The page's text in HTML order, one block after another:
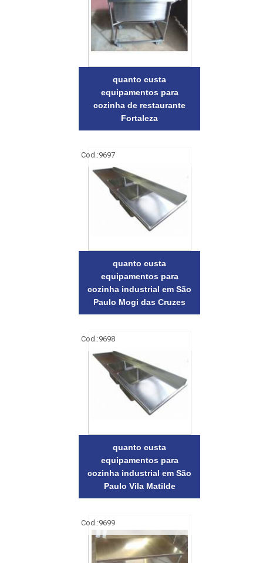
quanto custa
equipamentos para
cozinha de restaurante
Fortaleza
Cod.:9697
quanto custa
equipamentos para
cozinha industrial em São
Paulo Mogi das Cruzes
Cod.:9698
quanto custa
equipamentos para
cozinha industrial em São
Paulo Vila Matilde
Cod.:9699